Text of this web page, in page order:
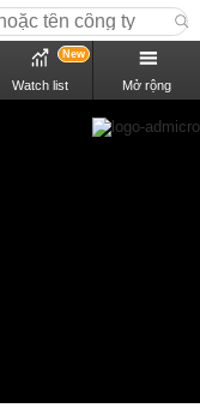
Watch list
New
Mở rộng